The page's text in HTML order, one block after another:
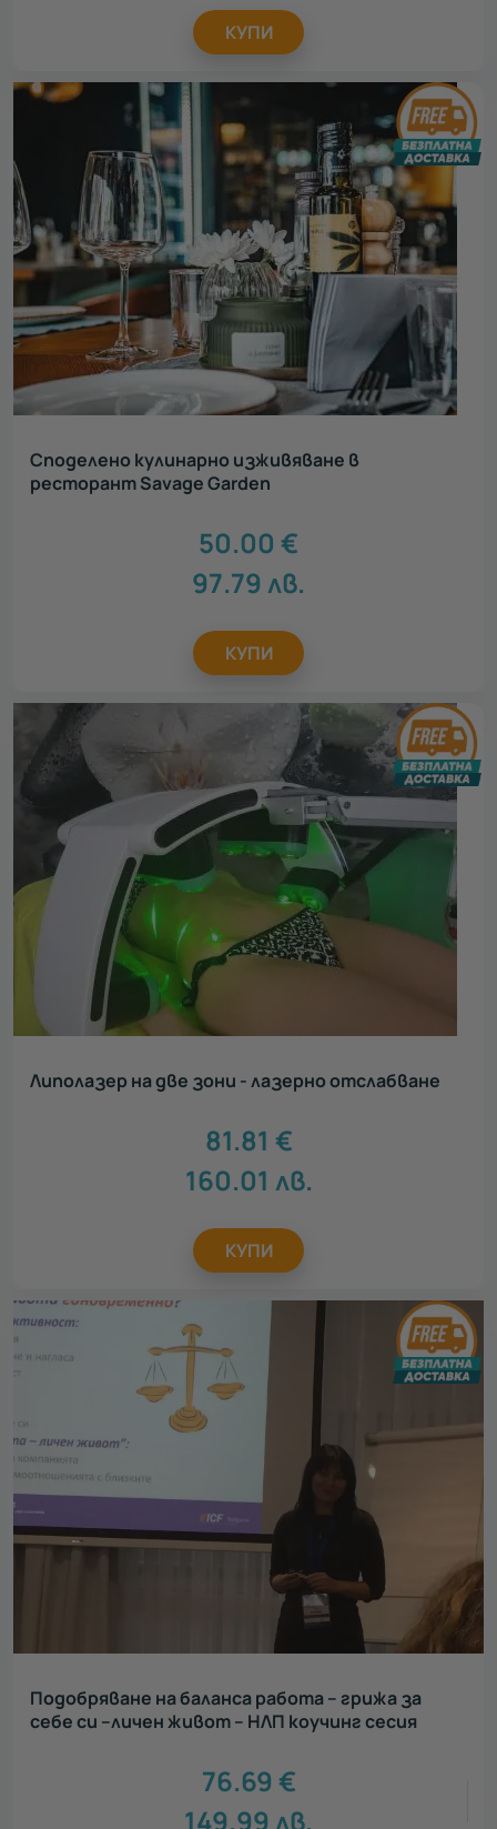
КУПИ
Споделено кулинарно изживяване в
ресторант Savage Garden
50.00 €
97.79 лв.
КУПИ
Липолазер на две зони - лазерно отслабване
81.81 €
160.01 лв.
КУПИ
Подобряване на баланса работа – грижа за
себе си –личен живот – НЛП коучинг сесия
76.69 €
149.99 лв.